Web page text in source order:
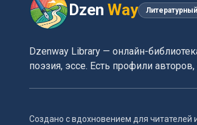
Dzen Way
Dzenway Library — онлайн-
поэзия, эссе. Есть профили
Создано с вдохновением для читателей